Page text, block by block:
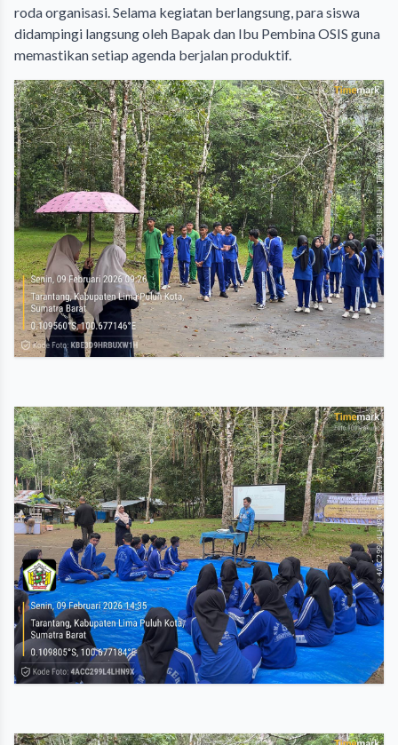
roda organisasi. Selama kegiatan berlangsung, para siswa
didampingi langsung oleh Bapak dan Ibu Pembina OSIS guna
memastikan setiap agenda berjalan produktif.